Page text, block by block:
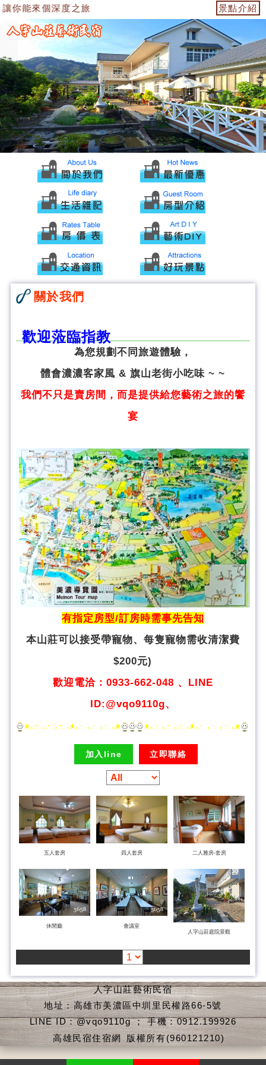
你能來個深度之旅 景點介紹
關於我們
歡迎蒞臨指教
為您規劃不同旅遊體驗，
體會濃濃客家風 & 旗山老街小吃味 ~ ~
我們不只是賣房間，而是提供給您藝術之旅的饗
宴
有指定房型/訂房時需事先告知
本山莊可以接受帶寵物、 每隻寵物需收清潔費
$200元)
歡迎電洽：0933-662-048 、LINE
ID:@vqo9110g、
加入line 立即聯絡
五人套房 四人套房 二人雅房-套房
休閒廳
會議室
人字山莊庭院景觀
人字山莊藝術民宿
地址：高雄市美濃區中圳里民權路66-5號
LINE ID：@vqo9110g ； 手機：0912.199926
高雄民宿住宿網 版權所有(960121210)